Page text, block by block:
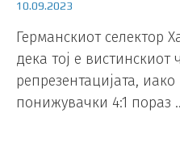
10.09.2023
Германскиот селектор
дека тој е вистинскиот
репрезентацијата,
понижувачки 4:1 пораз